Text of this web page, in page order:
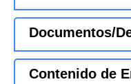
Documentos/
Contenido de